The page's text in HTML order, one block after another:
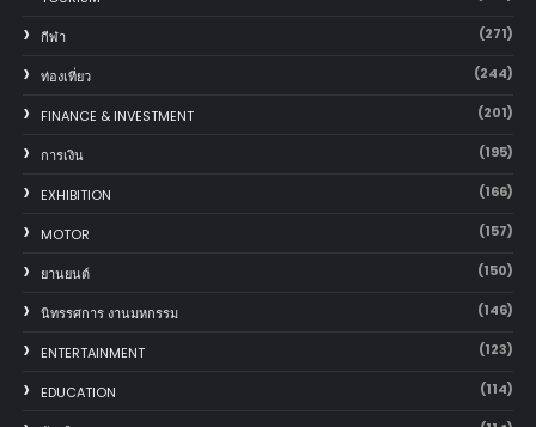
กีฬา (271)
ท่องเที่ยว (244)
FINANCE & INVESTMENT (201)
การเงิน (195)
EXHIBITION (166)
MOTOR (157)
‎ยานยนต์‎ (150)
นิทรรศการ งานมหกรรม (146)
ENTERTAINMENT (123)
EDUCATION (114)